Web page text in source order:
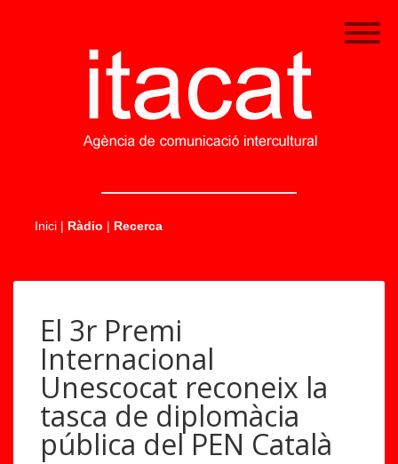
Inici | Ràdio | Recerca
El 3r Premi
Internacional
Unescocat reconeix la
tasca de diplomàcia
pública del PEN Català